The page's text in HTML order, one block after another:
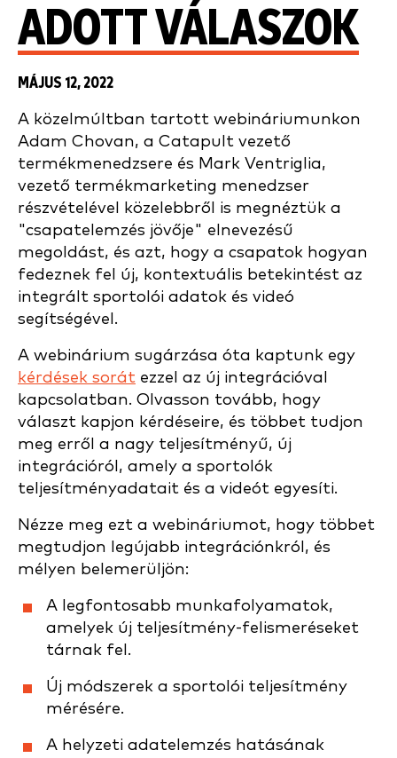
ADOTT VÁLASZOK
MÁJUS 12, 2022
A közelmúltban tartott webináriumunkon
Adam Chovan, a Catapult vezető
termékmenedzsere és Mark Ventriglia,
vezető termékmarketing menedzser
részvételével közelebbről is megnéztük a
"csapatelemzés jövője" elnevezésű
megoldást, és azt, hogy a csapatok hogyan
fedeznek fel új, kontextuális betekintést az
integrált sportolói adatok és videó
segítségével.
A webinárium sugárzása óta kaptunk egy
kérdések sorát ezzel az új integrációval
kapcsolatban. Olvasson tovább, hogy
választ kapjon kérdéseire, és többet tudjon
meg erről a nagy teljesítményű, új
integrációról, amely a sportolók
teljesítményadatait és a videót egyesíti.
Nézze meg ezt a webináriumot, hogy többet
megtudjon legújabb integrációnkról, és
mélyen belemerüljön:
A legfontosabb munkafolyamatok,
amelyek új teljesítmény-felismeréseket
tárnak fel.
Új módszerek a sportolói teljesítmény
mérésére.
A helyzeti adatelemzés hatásának